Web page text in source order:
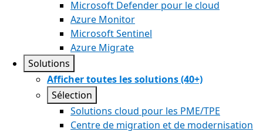
Microsoft Defender pour le cloud
Azure Monitor
Microsoft Sentinel
Azure Migrate
Solutions
Afficher toutes les solutions (40+)
Sélection
Solutions cloud pour les PME/TPE
Centre de migration et de modernisation